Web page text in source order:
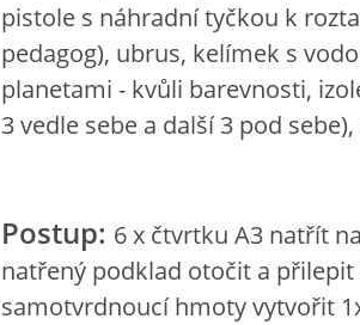
pistole s náhradní tyčkou k
pedagog), ubrus, kelímek s
planetami - kvůli barevnosti,
3 vedle sebe a další 3 pod
Postup: 6 x čtvrtku A3 natřít
natřený podklad otočit a
samotvrdnoucí hmoty vytvořit